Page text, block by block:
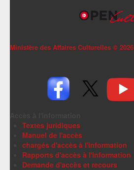
Ministère des Affaires Culturelles © 2026
Textes juridiques
Manuel de l'accès
chargés d'accès à l'information
Rapports d'accès à l'information
Demande d'accès et recours